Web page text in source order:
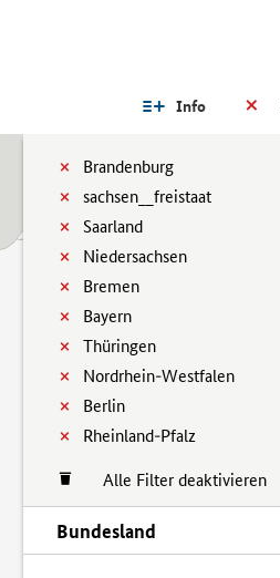
Info
Brandenburg
sachsen__freistaat
Saarland
Niedersachsen
Bremen
Bayern
Thüringen
Nordrhein-Westfalen
Berlin
Rheinland-Pfalz
Alle Filter deaktivieren
Bundesland